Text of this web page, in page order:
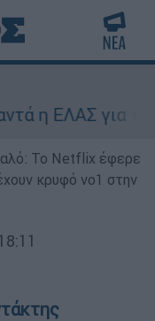
η ΕΛΑΣ για τους
Το Netflix έφερε
κρυφό νο1 στην